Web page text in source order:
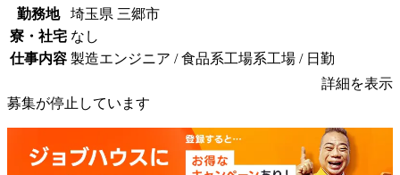
勤務地
埼玉県 三郷市
寮・社宅 なし
仕事内容 製造エンジニア / 食品系工場系工場 / 日勤
詳細を表示
募集が停止しています